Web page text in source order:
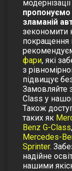
пропонуємо
зламаній
зекономити
покращення
фари, які
з
підвищує
Замовляйте
Class у
Також
таких як
Benz G-Class,
Mercedes-
Sprinter.
надійне
нашими